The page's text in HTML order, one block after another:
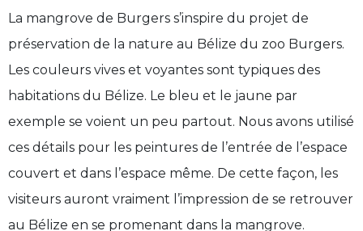
La mangrove de Burgers s’inspire du projet de
préservation de la nature au Bélize du zoo Burgers.
Les couleurs vives et voyantes sont typiques des
habitations du Bélize. Le bleu et le jaune par
exemple se voient un peu partout. Nous avons utilisé
ces détails pour les peintures de l’entrée de l’espace
couvert et dans l’espace même. De cette façon, les
visiteurs auront vraiment l’impression de se retrouver
au Bélize en se promenant dans la mangrove.